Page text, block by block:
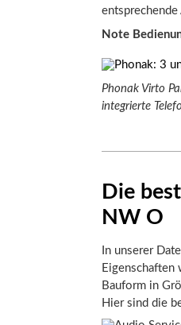
Note
Phonak Virto
integrierte
Die
NW O
In unserer
Eigenschaften
Bauform in
Hier sind die